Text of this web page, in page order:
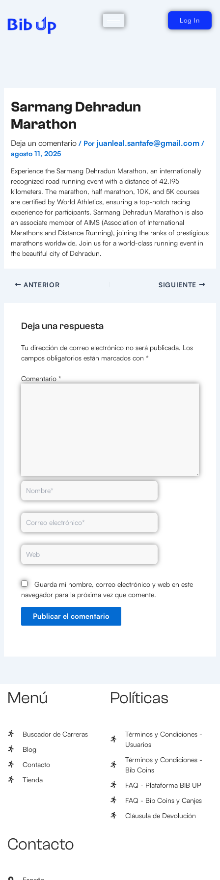
contenido
Log In
Sarmang Dehradun
Marathon
Deja un comentario / Por juanleal.santafe@gmail.com /
agosto 11, 2025
Experience the Sarmang Dehradun Marathon, an internationally
recognized road running event with a distance of 42.195
kilometers. The marathon, half marathon, 10K, and 5K courses
are certified by World Athletics, ensuring a top-notch racing
experience for participants. Sarmang Dehradun Marathon is also
an associate member of AIMS (Association of International
Marathons and Distance Running), joining the ranks of prestigious
marathons worldwide. Join us for a world-class running event in
the beautiful city of Dehradun.
ANTERIOR SIGUIENTE
Deja una respuesta
Tu dirección de correo electrónico no será publicada. Los
campos obligatorios están marcados con *
Comentario *
Nombre*
Correo
electrónico*
Web
Guarda mi nombre, correo electrónico y web en este
navegador para la próxima vez que comente.
Menú
Buscador de Carreras
Blog
Contacto
Tienda
Políticas
Términos y Condiciones -
Usuarios
Términos y Condiciones -
Bib Coins
FAQ - Plataforma BIB UP
FAQ - Bib Coins y Canjes
Cláusula de Devolución
Contacto